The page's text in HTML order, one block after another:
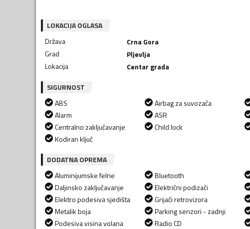
LOKACIJA OGLASA
Država
Crna Gora
Grad
Pljevlja
Lokacija
Centar grada
SIGURNOST
ABS
Alarm
Centralno zaključavanje
Kodiran ključ
Airbag za suvozača
ASR
Child lock
DODATNA OPREMA
Aluminijumske felne
Daljinsko zaključavanje
Elektro podesiva sjedišta
Metalik boja
Podesiva visina volana
Bluetooth
Električni podizači
Grijači retrovizora
Parking senzori - zadnji
Radio CD